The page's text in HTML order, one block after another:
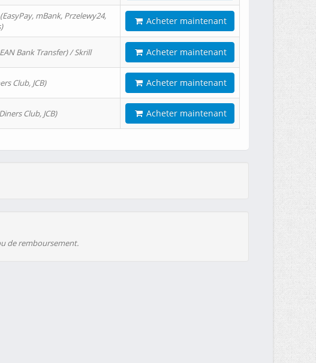
mBank, Przelewy24,
Acheter maintenant
Bank Transfer) / Skrill Acheter maintenant
Club, JCB) Acheter maintenant
Club, JCB) Acheter maintenant
de remboursement.